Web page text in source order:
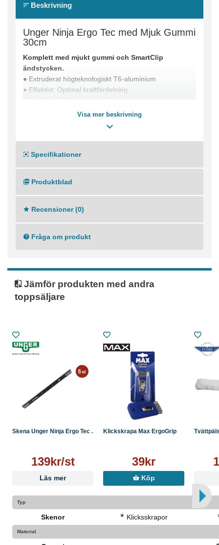
Beskrivning
Unger Ninja Ergo Tec med Mjuk Gummi
30cm
Komplett med mjukt gummi och SmartClip
ändstycken.
● Extruderat högteknologiskt T6-aluminium
● Effektivt: Optimal kraftfördelning
Visa mer beskrivning
Specifikationer
Produktblad
Recensioner (0)
Fråga om produkt
Jämför produkten med andra
toppsäljare
Skena Unger Ninja Ergo Tec ...
139kr/st
Läs mer
Klickskrapa Max ErgoGrip
39kr
Köp
Typ
Skenor * Klicksskrapor
Material